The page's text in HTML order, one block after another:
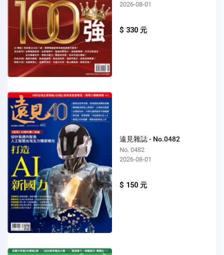
2026-08-01
$ 330 元
遠見雜誌 - No.0482
No. 0482
2026-08-01
$ 150 元